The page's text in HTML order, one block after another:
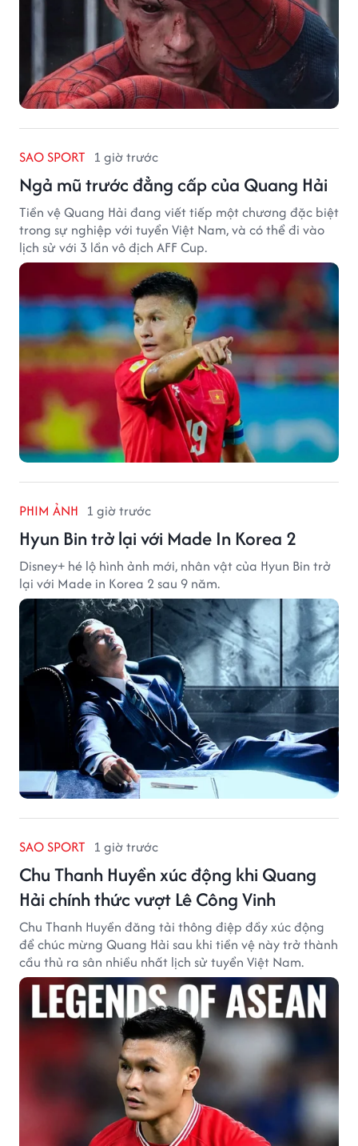
SAO SPORT 1 giờ trước
Ngả mũ trước đẳng cấp của Quang Hải
Tiền vệ Quang Hải đang viết tiếp một chương đặc biệt
trong sự nghiệp với tuyển Việt Nam, và có thể đi vào
lịch sử với 3 lần vô địch AFF Cup.
PHIM ẢNH 1 giờ trước
Hyun Bin trở lại với Made In Korea 2
Disney+ hé lộ hình ảnh mới, nhân vật của Hyun Bin trở
lại với Made in Korea 2 sau 9 năm.
SAO SPORT 1 giờ trước
Chu Thanh Huyền xúc động khi Quang
Hải chính thức vượt Lê Công Vinh
Chu Thanh Huyền đăng tải thông điệp đầy xúc động
để chúc mừng Quang Hải sau khi tiền vệ này trở thành
cầu thủ ra sân nhiều nhất lịch sử tuyển Việt Nam.